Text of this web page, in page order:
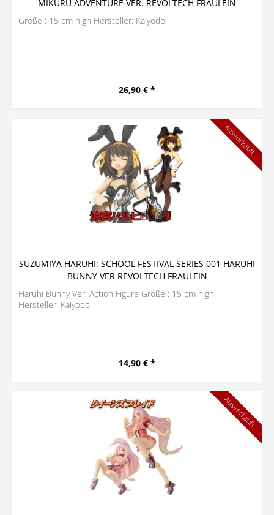
MIKURU ADVENTURE VER. REVOLTECH FRAULEIN
Größe : 15 cm high Hersteller: Kaiyodo
26,90 € *
SUZUMIYA HARUHI: SCHOOL FESTIVAL SERIES 001 HARUHI
BUNNY VER REVOLTECH FRAULEIN
Haruhi Bunny Ver. Action Figure Größe : 15 cm high
Hersteller: Kaiyodo
Ausverkauft
14,90 € *
Ausverkauft